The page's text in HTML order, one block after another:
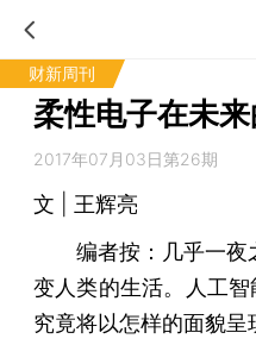
财新周刊
柔性电子在未来
2017年07月03日第26期
文 | 王辉亮
编者按： 几乎一
变人类的生活。人工
究竟将以怎样的面貌